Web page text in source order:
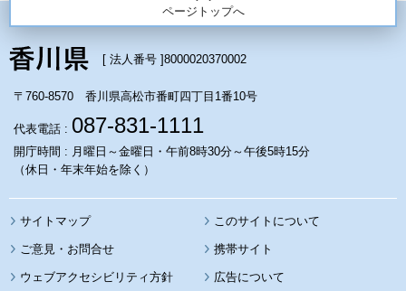
ページトップへ
[ 法人番号 ]8000020370002
〒760-8570 香川県高松市番町四丁目1番10号
代表電話 : 087-831-1111
開庁時間 : 月曜日～金曜日・午前8時30分～午後5時15分
（休日・年末年始を除く）
サイトマップ このサイトについて
携帯サイト
ウェブアクセシビリティ方針 広告について